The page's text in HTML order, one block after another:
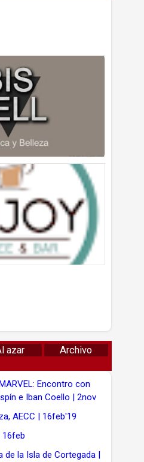
azar Archivo
Encontro con
e Iban Coello | 2nov
AECC | 16feb'19
16feb
de la Isla de Cortegada |